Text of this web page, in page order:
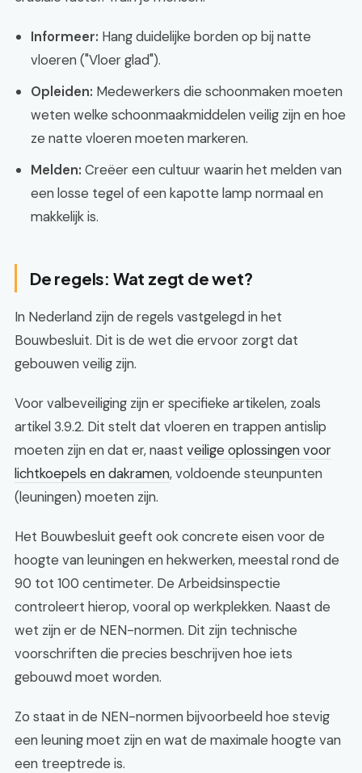
Informeer: Hang duidelijke borden op bij natte
vloeren ("Vloer glad").
Opleiden: Medewerkers die schoonmaken moeten
weten welke schoonmaakmiddelen veilig zijn en hoe
ze natte vloeren moeten markeren.
Melden: Creëer een cultuur waarin het melden van
een losse tegel of een kapotte lamp normaal en
makkelijk is.
De regels: Wat zegt de wet?
In Nederland zijn de regels vastgelegd in het
Bouwbesluit. Dit is de wet die ervoor zorgt dat
gebouwen veilig zijn.
Voor valbeveiliging zijn er specifieke artikelen, zoals
artikel 3.9.2. Dit stelt dat vloeren en trappen antislip
moeten zijn en dat er, naast veilige oplossingen voor
lichtkoepels en dakramen, voldoende steunpunten
(leuningen) moeten zijn.
Het Bouwbesluit geeft ook concrete eisen voor de
hoogte van leuningen en hekwerken, meestal rond de
90 tot 100 centimeter. De Arbeidsinspectie
controleert hierop, vooral op werkplekken. Naast de
wet zijn er de NEN-normen. Dit zijn technische
voorschriften die precies beschrijven hoe iets
gebouwd moet worden.
Zo staat in de NEN-normen bijvoorbeeld hoe stevig
een leuning moet zijn en wat de maximale hoogte van
een treeptrede is.